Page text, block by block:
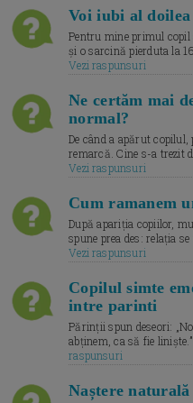
Voi iubi al
Pentru mine primul copil
și o sarcină pierduta la
Vezi raspunsuri
Ne certăm mai
normal?
De când a apărut
remarcă. Cine s-a trezit
Vezi raspunsuri
Cum ramanem
După apariția copiilor,
spune prea des: relația
Vezi raspunsuri
Copilul simte
intre parinti
Părinții spun deseori:
abținem, ca să fie
raspunsuri
Naștere